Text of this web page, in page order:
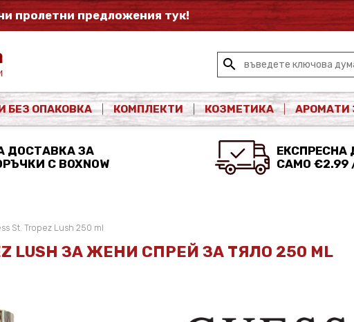
пролетни предложения тук!
search
БЕЗ ОПАКОВКА КОМПЛЕКТИ КОЗМЕТИКА АРОМАТИ
ДОСТАВКА ЗА
С BOXNOW
ЕКСПРЕСНА
САМО €2.99
St. Tropez Lush 250 ml
LUSH ЗА ЖЕНИ СПРЕЙ ЗА ТЯЛО 250 ML